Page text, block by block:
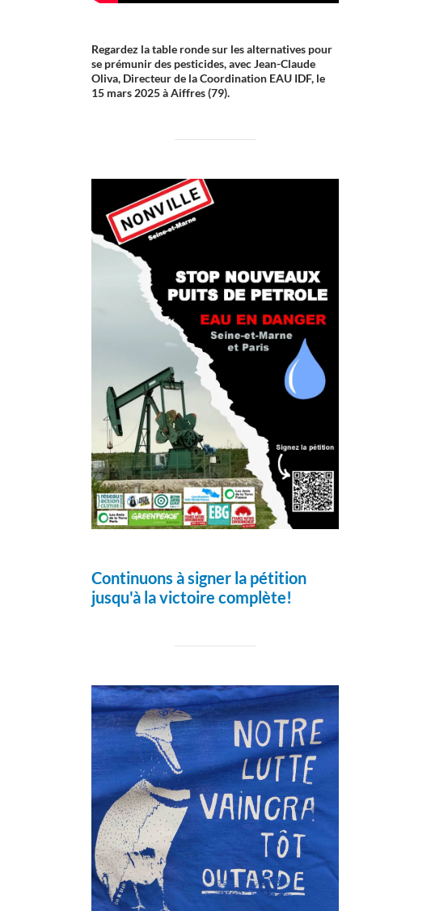
Regardez la table ronde sur les alternatives pour
se prémunir des pesticides, avec Jean-Claude
Oliva, Directeur de la Coordination EAU IDF, le
15 mars 2025 à Aiffres (79).
Continuons à signer la pétition
jusqu'à la victoire complète!